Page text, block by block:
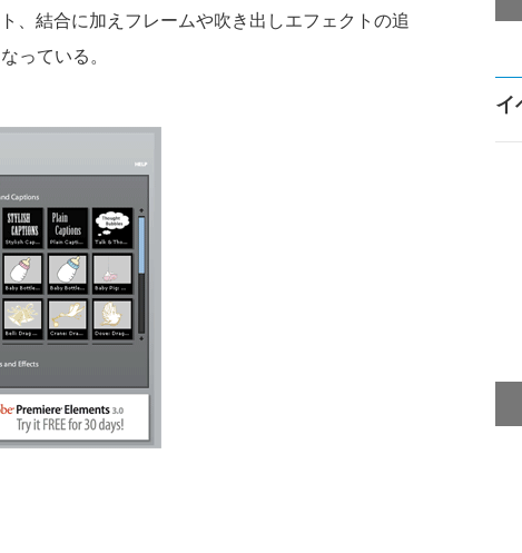
、結合に加えフレームや吹き出しエフェクトの追
っている。
イ